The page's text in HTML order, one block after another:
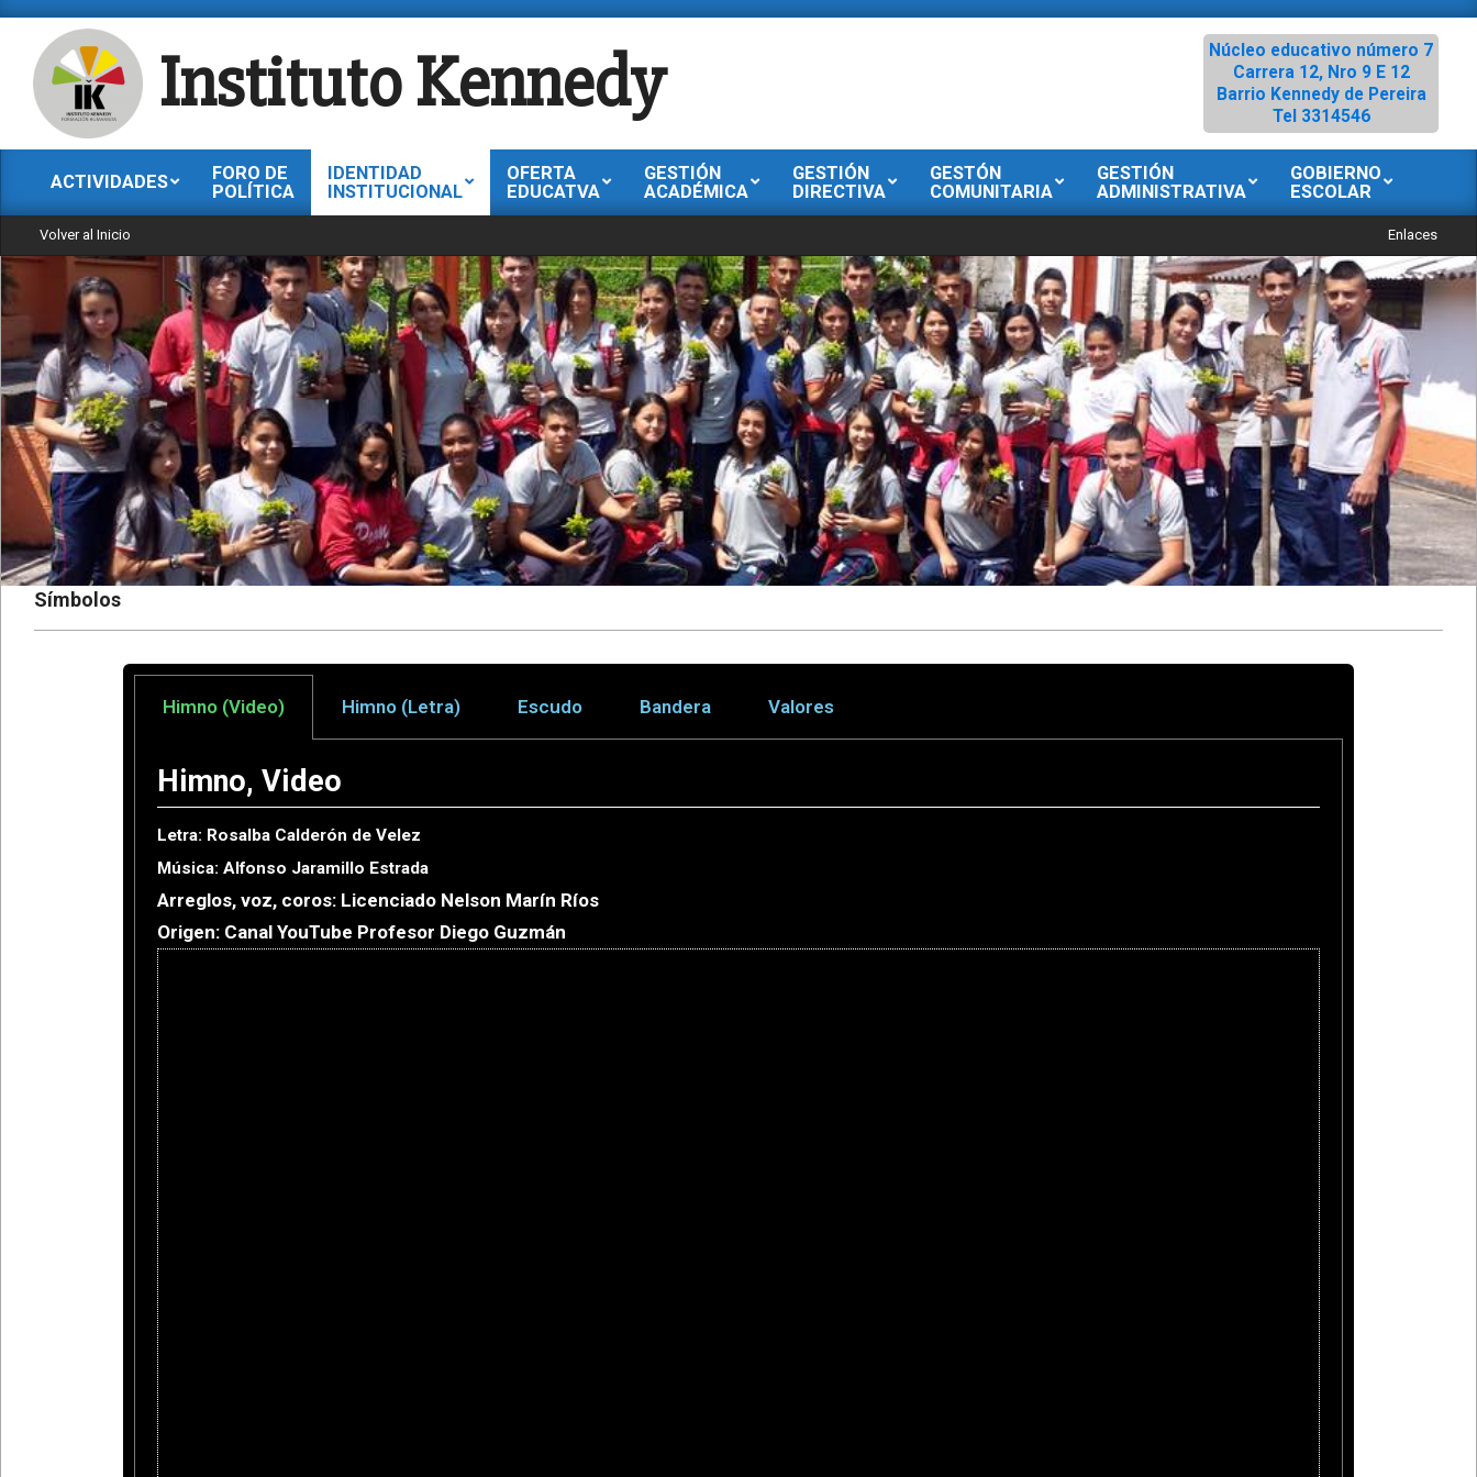
Instituto Kennedy
Núcleo educativo número 7
Carrera 12, Nro 9 E 12
Barrio Kennedy de Pereira
Tel 3314546
ACTIVIDADES
FORO DE
POLÍTICA
IDENTIDAD
INSTITUCIONAL
OFERTA
EDUCATVA
GESTIÓN
ACADÉMICA
GESTIÓN
DIRECTIVA
GESTÓN
COMUNITARIA
GESTIÓN
ADMINISTRATIVA
GOBIERNO
ESCOLAR
Volver al Inicio Enlaces
Símbolos
Himno (Video) Himno (Letra) Escudo Bandera Valores
Himno, Video
Letra: Rosalba Calderón de Velez
Música: Alfonso Jaramillo Estrada
Arreglos, voz, coros: Licenciado Nelson Marín Ríos
Origen: Canal YouTube Profesor Diego Guzmán